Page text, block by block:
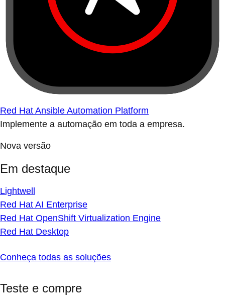
Red Hat Ansible Automation Platform
Implemente a automação em toda a empresa.
Nova versão
Em destaque
Lightwell
Red Hat AI Enterprise
Red Hat OpenShift Virtualization Engine
Red Hat Desktop
Conheça todas as soluções
Teste e compre